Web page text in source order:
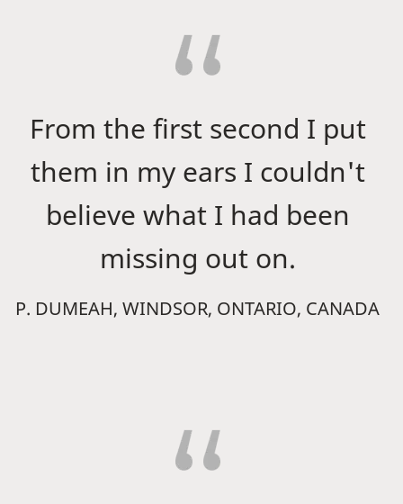
From the first second I put
them in my ears I couldn't
believe what I had been
missing out on.
P. DUMEAH, WINDSOR, ONTARIO, CANADA